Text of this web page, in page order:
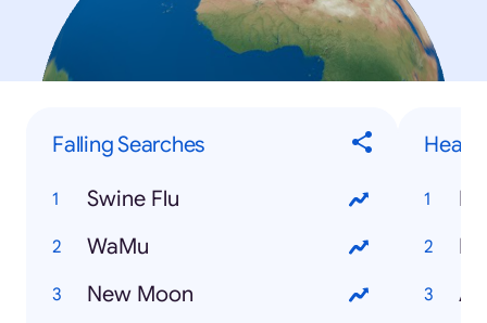
Falling Searches
Swine Flu
WaMu
New Moon
Health